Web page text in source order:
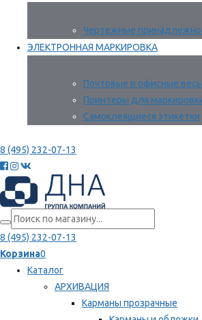
Чертежные
ЭЛЕКТРОННАЯ МАРКИРОВКА
Почтовые и офисные весы
Принтеры для
Самоклеящиеся этикетки
8 (495) 232-07-13
8 (495) 232-07-13
Корзина0
Каталог
АРХИВАЦИЯ
Карманы прозрачные